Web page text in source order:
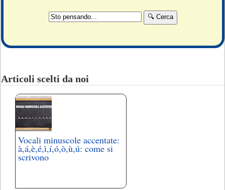
Articoli scelti da noi
Vocali minuscole accentate:
à,á,è,é,ì,í,ó,ò,ù,ú: come si
scrivono